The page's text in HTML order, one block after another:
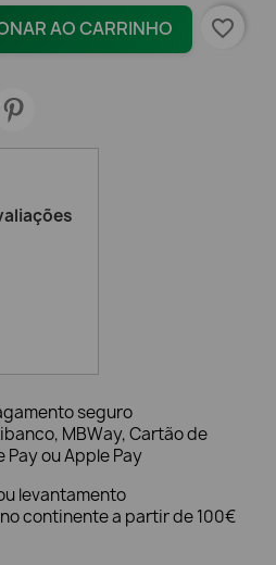
AO CARRINHO favorite_border
seguro
MBWay, Cartão de
ou Apple Pay
levantamento
continente a partir de 100€